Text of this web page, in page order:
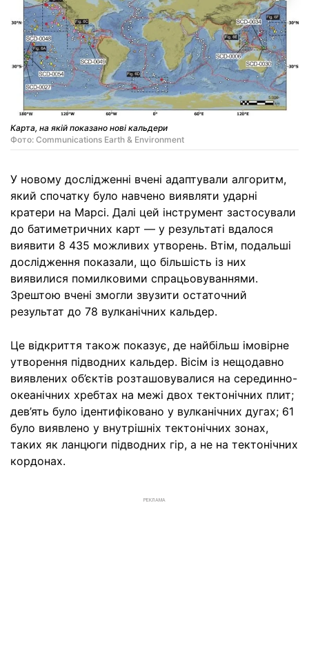
Карта, на якій показано нові кальдери
Фото: Communications Earth & Environment
У новому дослідженні вчені адаптували алгоритм,
який спочатку було навчено виявляти ударні
кратери на Марсі. Далі цей інструмент застосували
до батиметричних карт — у результаті вдалося
виявити 8 435 можливих утворень. Втім, подальші
дослідження показали, що більшість із них
виявилися помилковими спрацьовуваннями.
Зрештою вчені змогли звузити остаточний
результат до 78 вулканічних кальдер.
Це відкриття також показує, де найбільш імовірне
утворення підводних кальдер. Вісім із нещодавно
виявлених об’єктів розташовувалися на серединно-
океанічних хребтах на межі двох тектонічних плит;
дев’ять було ідентифіковано у вулканічних дугах; 61
було виявлено у внутрішніх тектонічних зонах,
таких як ланцюги підводних гір, а не на тектонічних
кордонах.
РЕКЛАМА